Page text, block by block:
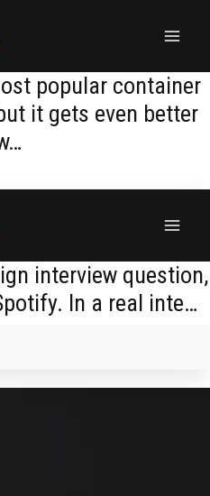
popular container
it gets even better